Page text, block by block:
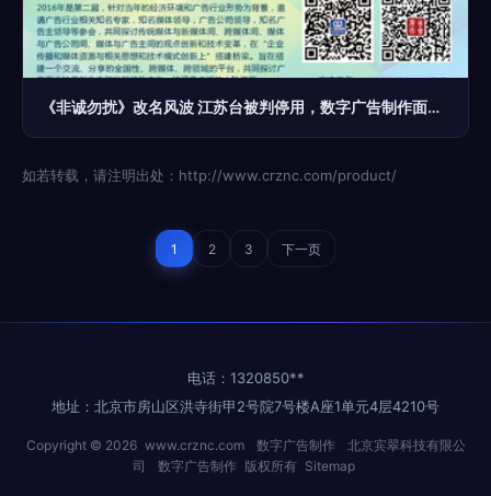
《非诚勿扰》改名风波 江苏台被判停用，数字广告制作面临新挑战
如若转载，请注明出处：http://www.crznc.com/product/
1 2 3 下一页
电话：1320850**
地址：北京市房山区洪寺街甲2号院7号楼A座1单元4层4210号
Copyright © 2026 www.crznc.com 数字广告制作
北京宾翠科技有限公
司
数字广告制作 版权所有 Sitemap